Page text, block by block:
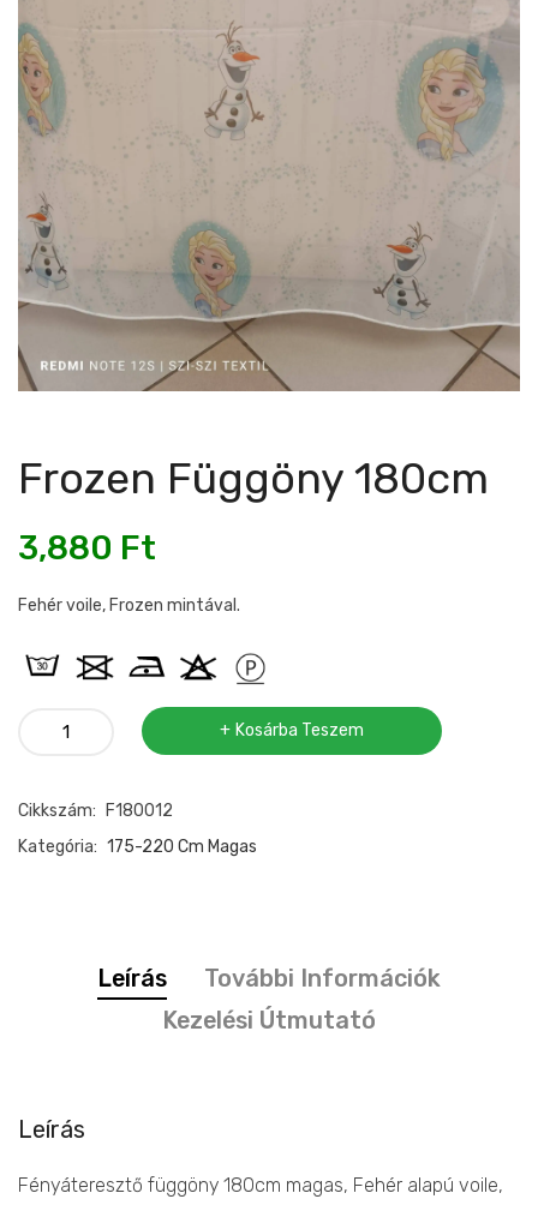
Frozen Függöny 180cm
3,880 Ft
Fehér voile, Frozen mintával.
Frozen
mennyiség
Kosárba Teszem
Cikkszám:
F180012
Kategória: 175-220 Cm Magas
Leírás
További Információk
Kezelési Útmutató
Leírás
Fényáteresztő függöny 180cm magas, Fehér alapú voile,